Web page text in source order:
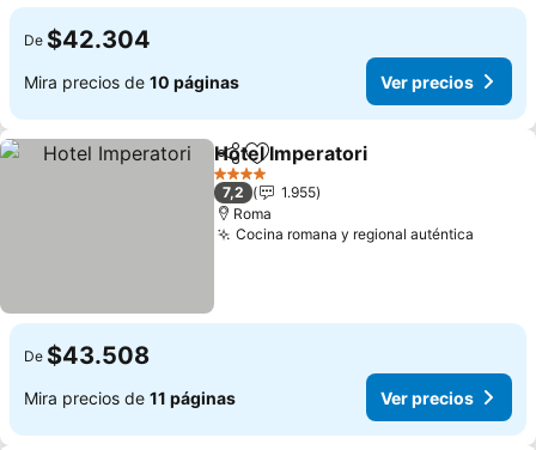
De $42.304
Mira precios de 10 páginas Ver precios
CompartirAgregar a favoritos
Hotel Imperatori
4 Estrellas
7,2
1.955
Roma
Cocina romana y regional auténtica
De $43.508
Mira precios de 11 páginas Ver precios